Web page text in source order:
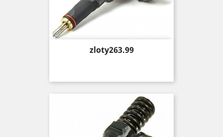
Price
zloty263.99